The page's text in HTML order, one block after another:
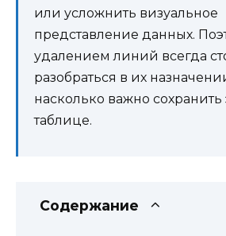
или усложнить визуальное
представление данных.
удалением линий всегда
разобраться в их
насколько важно
таблице.
Содержание